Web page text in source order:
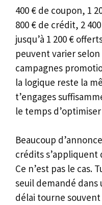
400 € de coupon, 1
800 € de crédit, 2
jusqu’à 1 200 €
peuvent varier
campagnes
la logique reste la
t’engages
le temps
Beaucoup
crédits
Ce n’est pas le cas.
seuil demandé dans
délai tourne